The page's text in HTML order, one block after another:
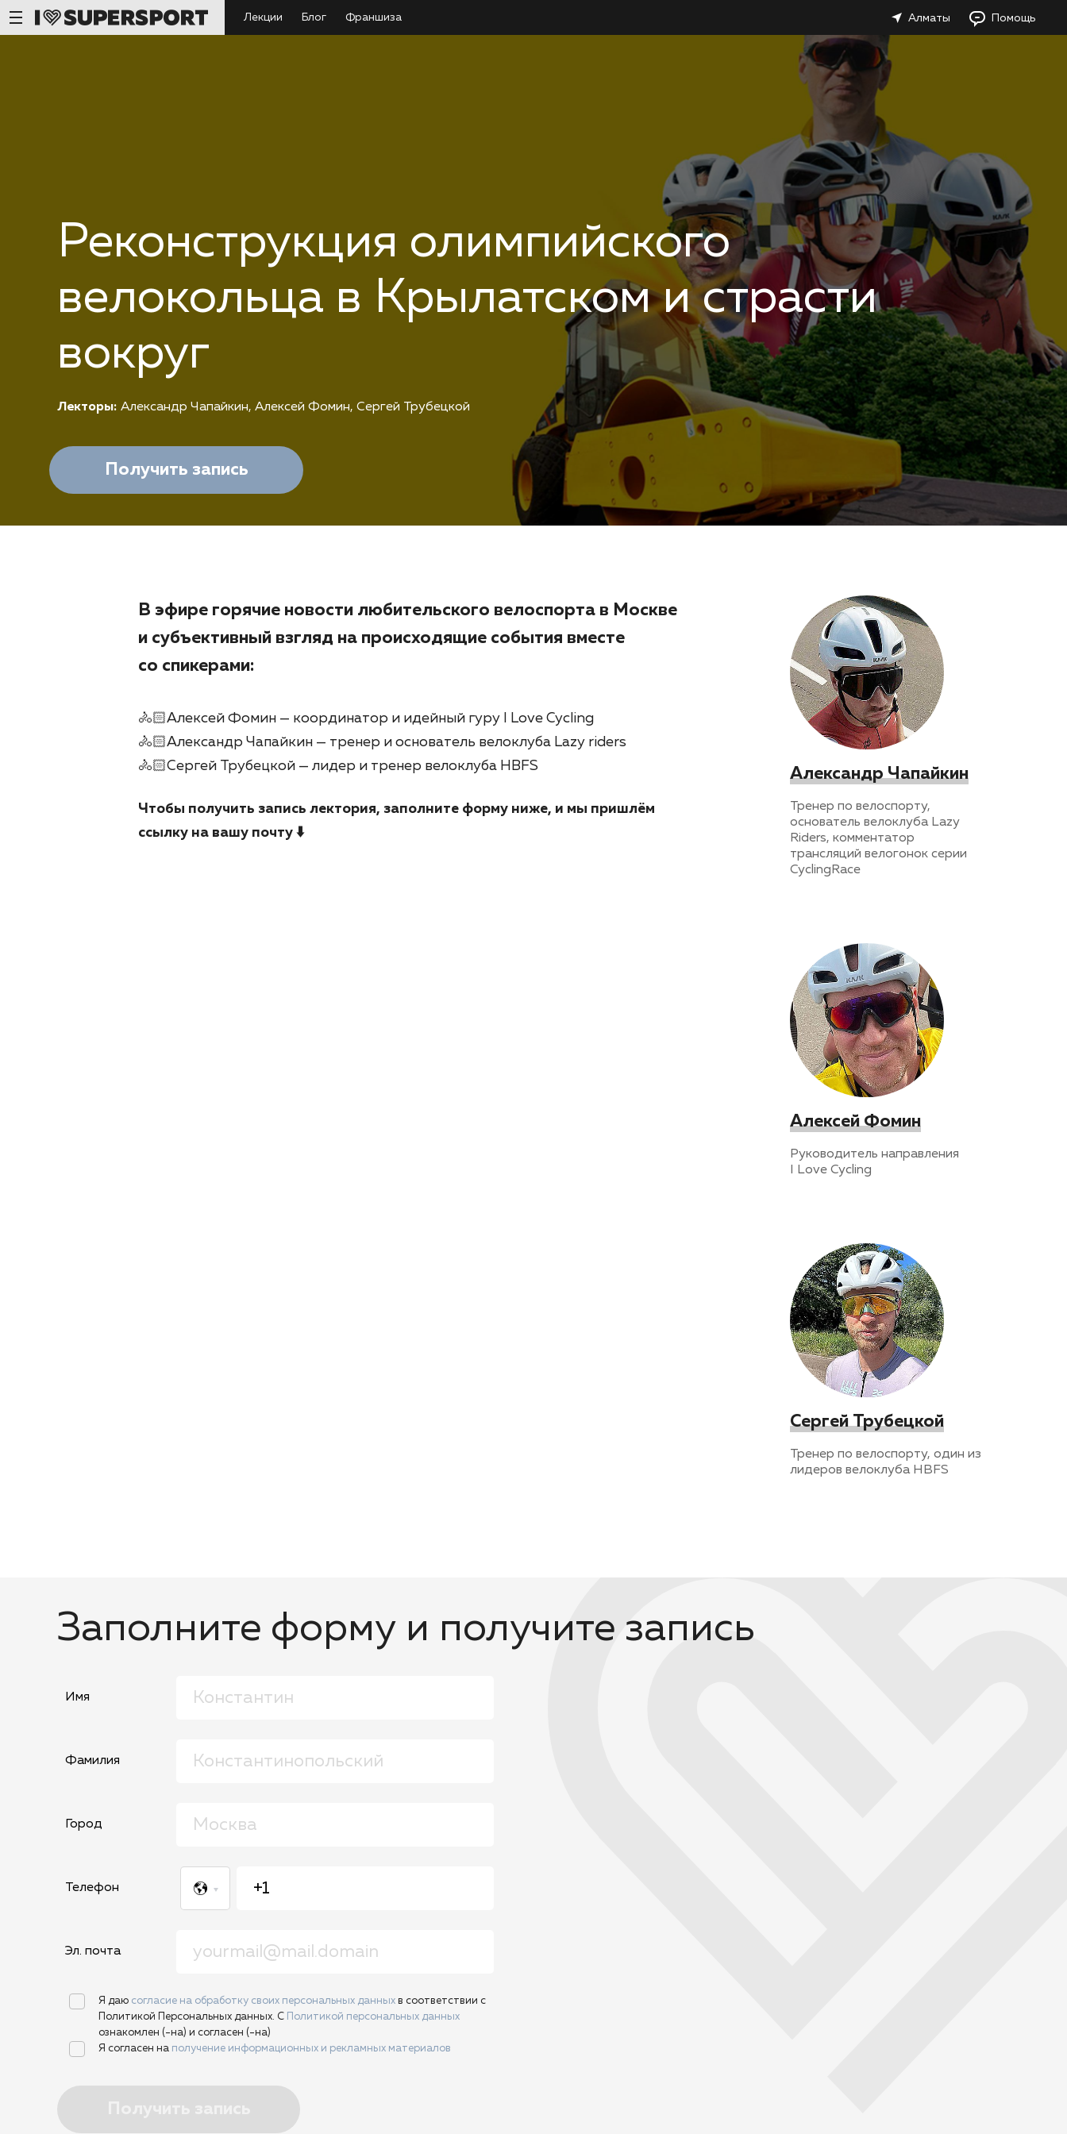
Лекции Блог Франшиза Алматы Помощь
Лекторы: Александр Чапайкин, Алексей Фомин, Сергей Трубецкой
Реконструкция олимпийского
велокольца в Крылатском и страсти
вокруг
Получить запись
В эфире горячие новости любительского велоспорта в Москве
и субъективный взгляд на происходящие события вместе
со спикерами:
🚴🏻Алексей Фомин — координатор и идейный гуру I Love Cycling
🚴🏻Александр Чапайкин — тренер и основатель велоклуба Lazy riders
🚴🏻Сергей Трубецкой — лидер и тренер велоклуба HBFS
Чтобы получить запись лектория, заполните форму ниже, и мы пришлём
ссылку на вашу почту ⬇️
Александр Чапайкин
Тренер по велоспорту,
основатель велоклуба Lazy
Riders, комментатор
трансляций велогонок серии
CyclingRace
Алексей Фомин
Руководитель направления
I Love Cycling
Сергей Трубецкой
Тренер по велоспорту, один из
лидеров велоклуба HBFS
Заполните форму и получите запись
Имя
Фамилия
Город
Телефон
Эл. почта
Я даю согласие на обработку своих персональных данных в соответствии с
Политикой Персональных данных. С
Политикой персональных данных
ознакомлен (-на) и согласен (-на)
Я согласен на получение информационных и рекламных материалов